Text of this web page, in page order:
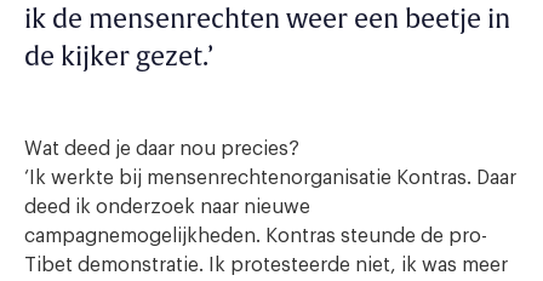
ik de mensenrechten weer een beetje in
de kijker gezet.’
Wat deed je daar nou precies?
‘Ik werkte bij mensenrechtenorganisatie Kontras. Daar
deed ik onderzoek naar nieuwe
campagnemogelijkheden. Kontras steunde de pro-
Tibet demonstratie. Ik protesteerde niet, ik was meer